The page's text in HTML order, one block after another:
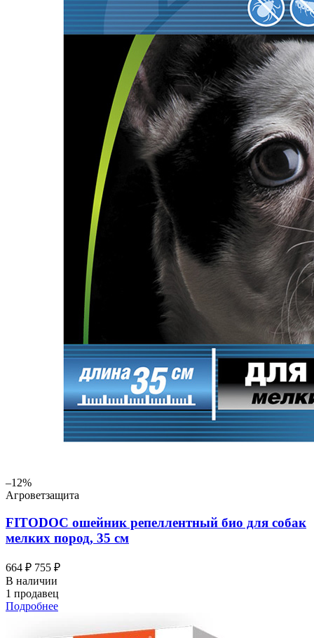
–12%
Агроветзащита
FITODOC ошейник репеллентный био для собак
мелких пород, 35 см
664 ₽ 755 ₽
В наличии
1 продавец
Подробнее